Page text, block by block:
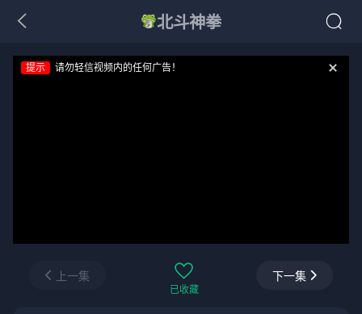
北斗神拳
提示 请勿轻信视频内的任何广告！
上一集
已收藏
下一集